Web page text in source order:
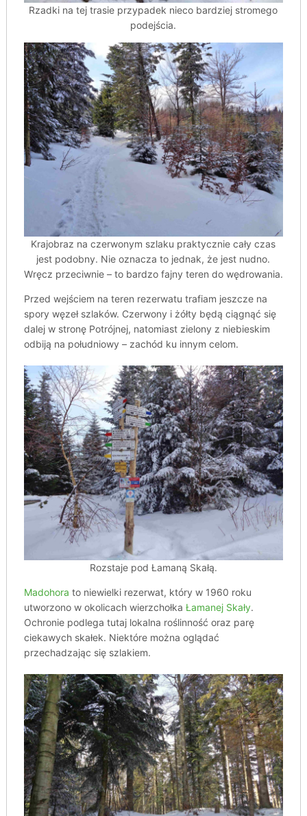
Rzadki na tej trasie przypadek nieco bardziej stromego
podejścia.
Krajobraz na czerwonym szlaku praktycznie cały czas
jest podobny. Nie oznacza to jednak, że jest nudno.
Wręcz przeciwnie – to bardzo fajny teren do wędrowania.
Przed wejściem na teren rezerwatu trafiam jeszcze na
spory węzeł szlaków. Czerwony i żółty będą ciągnąć się
dalej w stronę Potrójnej, natomiast zielony z niebieskim
odbiją na południowy – zachód ku innym celom.
Rozstaje pod Łamaną Skałą.
Madohora to niewielki rezerwat, który w 1960 roku
utworzono w okolicach wierzchołka Łamanej Skały.
Ochronie podlega tutaj lokalna roślinność oraz parę
ciekawych skałek. Niektóre można oglądać
przechadzając się szlakiem.